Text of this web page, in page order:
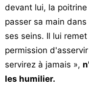
devant lui, la
passer sa main
ses seins. Il lui
permission
servirez à jamais »,
les humilier.